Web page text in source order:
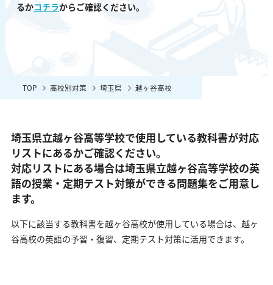
るかコチラからご確認ください。
TOP 高校別対策 埼玉県 越ヶ谷高校
埼玉県立越ヶ谷高等学校で使用している教科書が対応
リストにあるかご確認ください。
対応リストにある場合は埼玉県立越ヶ谷高等学校の英
語の授業・定期テスト対策ができる問題集をご用意し
ます。
以下に該当する教科書を越ヶ谷高校が使用している場合は、 越ヶ
谷高校の英語の予習・復習、定期テスト対策に活用できます。